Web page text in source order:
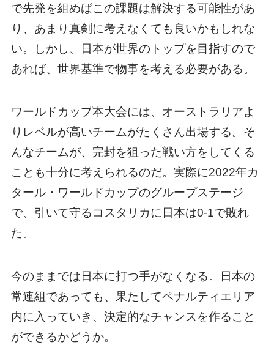
で先発を組めばこの課題は解決する可能性があ
り、あまり真剣に考えなくても良いかもしれな
い。しかし、日本が世界のトップを目指すので
あれば、世界基準で物事を考える必要がある。
ワールドカップ本大会には、オーストラリアよ
りレベルが高いチームがたくさん出場する。そ
んなチームが、完封を狙った戦い方をしてくる
ことも十分に考えられるのだ。実際に2022年カ
タール・ワールドカップのグループステージ
で、引いて守るコスタリカに日本は0-1で敗れ
た。
今のままでは日本に打つ手がなくなる。日本の
常連組であっても、果たしてペナルティエリア
内に入っていき、決定的なチャンスを作ること
ができるかどうか。